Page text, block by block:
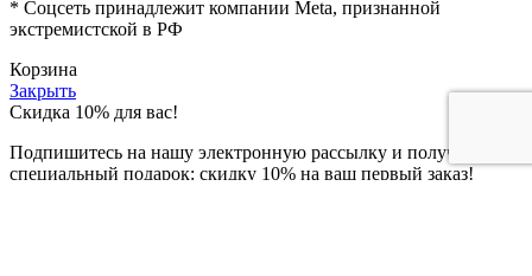
* Соцсеть принадлежит компании Meta, признанной
экстремистской в РФ
Корзина
Закрыть
Скидка 10% для вас!
Подпишитесь на нашу электронную рассылку и получите
специальный подарок: скидку 10% на ваш первый заказ!